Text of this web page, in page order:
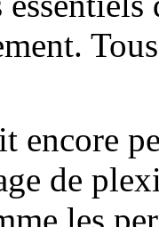
encore
de
les